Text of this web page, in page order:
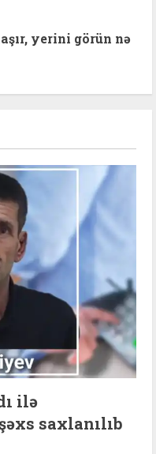
yerini görün nə
ilə
saxlanılıb